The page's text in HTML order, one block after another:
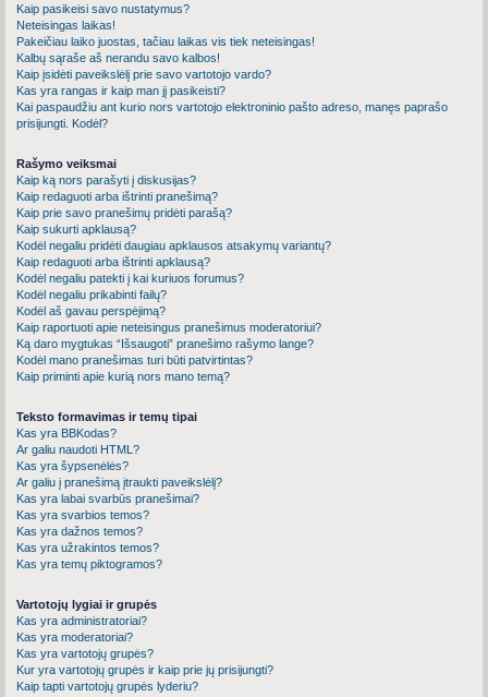
Kaip pasikeisi savo nustatymus?
Neteisingas laikas!
Pakeičiau laiko juostas, tačiau laikas vis tiek neteisingas!
Kalbų sąraše aš nerandu savo kalbos!
Kaip įsidėti paveikslėlį prie savo vartotojo vardo?
Kas yra rangas ir kaip man jį pasikeisti?
Kai paspaudžiu ant kurio nors vartotojo elektroninio pašto adreso, manęs paprašo
prisijungti. Kodėl?
Rašymo veiksmai
Kaip ką nors parašyti į diskusijas?
Kaip redaguoti arba ištrinti pranešimą?
Kaip prie savo pranešimų pridėti parašą?
Kaip sukurti apklausą?
Kodėl negaliu pridėti daugiau apklausos atsakymų variantų?
Kaip redaguoti arba ištrinti apklausą?
Kodėl negaliu patekti į kai kuriuos forumus?
Kodėl negaliu prikabinti failų?
Kodėl aš gavau perspėjimą?
Kaip raportuoti apie neteisingus pranešimus moderatoriui?
Ką daro mygtukas “Išsaugoti” pranešimo rašymo lange?
Kodėl mano pranešimas turi būti patvirtintas?
Kaip priminti apie kurią nors mano temą?
Teksto formavimas ir temų tipai
Kas yra BBKodas?
Ar galiu naudoti HTML?
Kas yra šypsenėlės?
Ar galiu į pranešimą įtraukti paveikslėlį?
Kas yra labai svarbūs pranešimai?
Kas yra svarbios temos?
Kas yra dažnos temos?
Kas yra užrakintos temos?
Kas yra temų piktogramos?
Vartotojų lygiai ir grupės
Kas yra administratoriai?
Kas yra moderatoriai?
Kas yra vartotojų grupės?
Kur yra vartotojų grupės ir kaip prie jų prisijungti?
Kaip tapti vartotojų grupės lyderiu?